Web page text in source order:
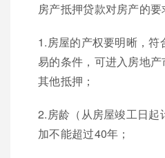
房产抵押贷款对房产的要
1.房屋的产权要明晰，符
易的条件，可进入房地
其他抵押；
2.房龄（从房屋竣工日起
加不能超过40年；